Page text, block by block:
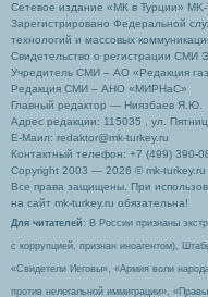
Сетевое издание «МК в Турции»
Зарегистрировано Федеральной
технологий и массовых
Свидетельство о регистрации
Учредитель СМИ – АО «Редакция
Редакция СМИ – АНО «МИРНаС»
Главный редактор — Ниязбаев Я.Ю.
Адрес редакции: 115035 , ул.
Е-Маил: redaktor@mk-turkey.ru
Контактный телефон: +7 (499) 390-
Copyright 2003 — 2026 © mk-turkey.ru
Все права защищены. При
на сайт mk-turkey.ru обязательна!
Для читателей : В России признаны
с коррупцией, признан иноагентом),
«Свидетели Иеговы», «Армия воли
против нелегальной иммиграции»,